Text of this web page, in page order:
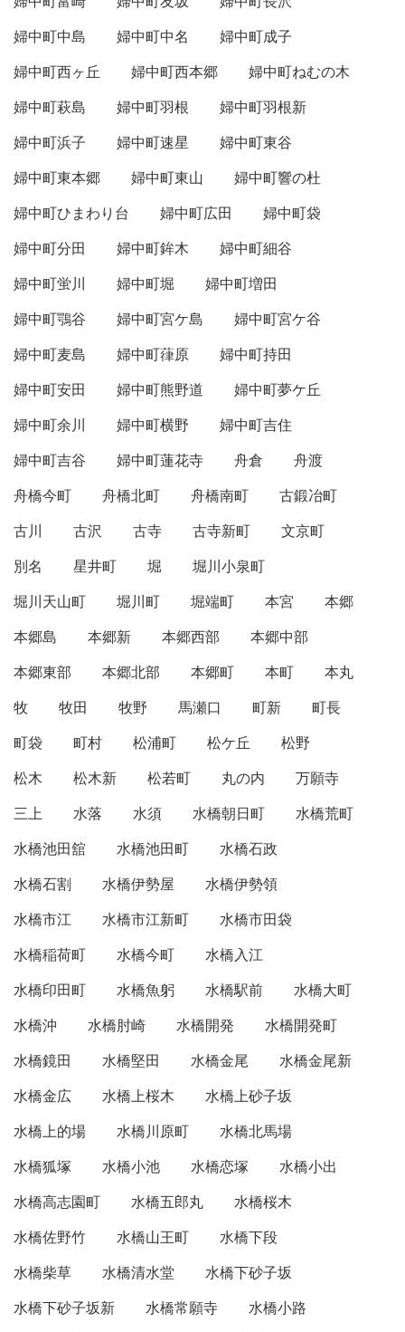
婦中町中島
婦中町中名
婦中町成子
婦中町西ヶ丘
婦中町西本郷
婦中町ねむの木
婦中町萩島
婦中町羽根
婦中町羽根新
婦中町浜子
婦中町速星
婦中町東谷
婦中町東本郷
婦中町東山
婦中町響の杜
婦中町ひまわり台
婦中町広田
婦中町袋
婦中町分田
婦中町鉾木
婦中町細谷
婦中町蛍川
婦中町堀
婦中町増田
婦中町鶚谷
婦中町宮ケ島
婦中町宮ケ谷
婦中町麦島
婦中町葎原
婦中町持田
婦中町安田
婦中町熊野道
婦中町夢ケ丘
婦中町余川
婦中町横野
婦中町吉住
婦中町吉谷
婦中町蓮花寺 舟倉
舟渡
舟橋今町
舟橋北町 舟橋南町
古鍛冶町
古川
古沢 古寺 古寺新町
文京町
別名
星井町 堀
堀川小泉町
堀川天山町
堀川町 堀端町 本宮
本郷
本郷島
本郷新 本郷西部
本郷中部
本郷東部
本郷北部 本郷町 本町
本丸
牧
牧田 牧野 馬瀬口 町新
町長
町袋
町村 松浦町 松ケ丘
松野
松木
松木新 松若町 丸の内
万願寺
三上
水落 水須 水橋朝日町
水橋荒町
水橋池田舘
水橋池田町
水橋石政
水橋石割
水橋伊勢屋
水橋伊勢領
水橋市江
水橋市江新町
水橋市田袋
水橋稲荷町
水橋今町
水橋入江
水橋印田町
水橋魚躬 水橋駅前
水橋大町
水橋沖
水橋肘崎 水橋開発
水橋開発町
水橋鏡田
水橋堅田 水橋金尾
水橋金尾新
水橋金広
水橋上桜木
水橋上砂子坂
水橋上的場
水橋川原町
水橋北馬場
水橋狐塚
水橋小池 水橋恋塚
水橋小出
水橋高志園町
水橋五郎丸
水橋桜木
水橋佐野竹
水橋山王町
水橋下段
水橋柴草
水橋清水堂
水橋下砂子坂
水橋下砂子坂新
水橋常願寺
水橋小路